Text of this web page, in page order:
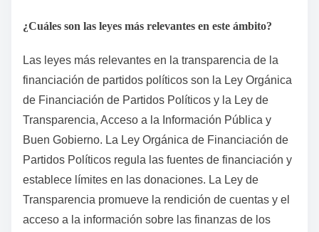
¿Cuáles son las leyes más relevantes en este ámbito?
Las leyes más relevantes en la transparencia de la
financiación de partidos políticos son la Ley Orgánica
de Financiación de Partidos Políticos y la Ley de
Transparencia, Acceso a la Información Pública y
Buen Gobierno. La Ley Orgánica de Financiación de
Partidos Políticos regula las fuentes de financiación y
establece límites en las donaciones. La Ley de
Transparencia promueve la rendición de cuentas y el
acceso a la información sobre las finanzas de los